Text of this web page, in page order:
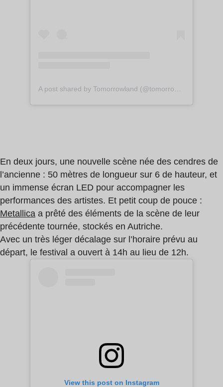
En deux jours, une nouvelle scène née des cendres de
l’ancienne : 50 mètres de longueur sur 6 de hauteur, et
un immense écran LED pour accompagner les
performances des artistes. Et petit coup de pouce :
Metallica a prêté des éléments de la scène de leur
précédente tournée, stockés en Autriche.
Avec un très léger décalage sur l’horaire prévu au
départ, le festival a ouvert à 14h au lieu de 12h.
View this post on Instagram